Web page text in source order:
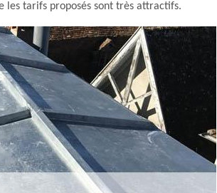
les tarifs proposés sont très attractifs.